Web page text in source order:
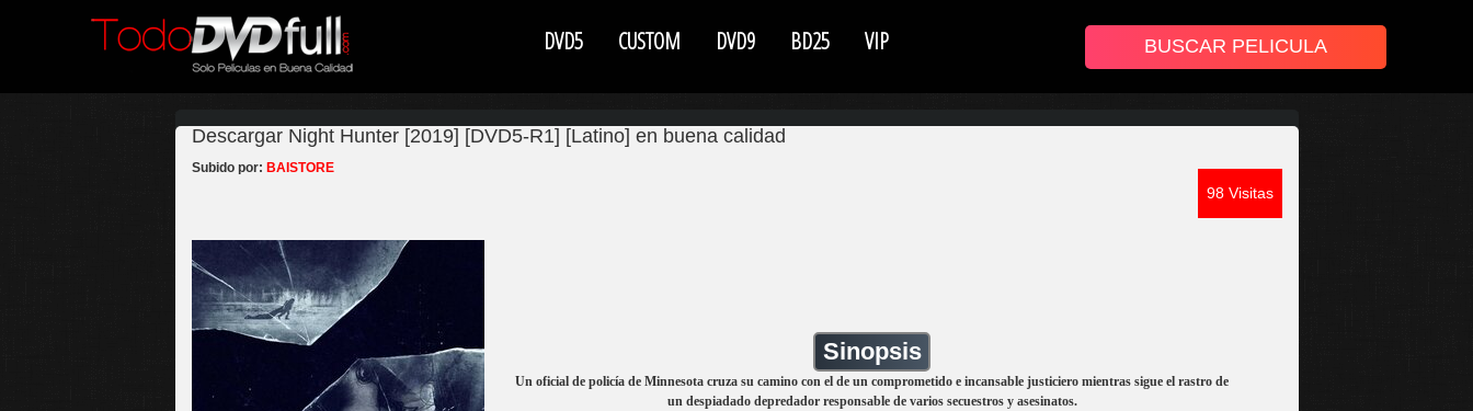
DVD5 CUSTOM DVD9 BD25 VIP
Descargar Night Hunter [2019] [DVD5-R1] [Latino] en buena calidad
98 Visitas
Subido por: BAISTORE
Sinopsis
Un oficial de policía de Minnesota cruza su camino con el de un comprometido e incansable justiciero mientras sigue el rastro de
un despiadado depredador responsable de varios secuestros y asesinatos.